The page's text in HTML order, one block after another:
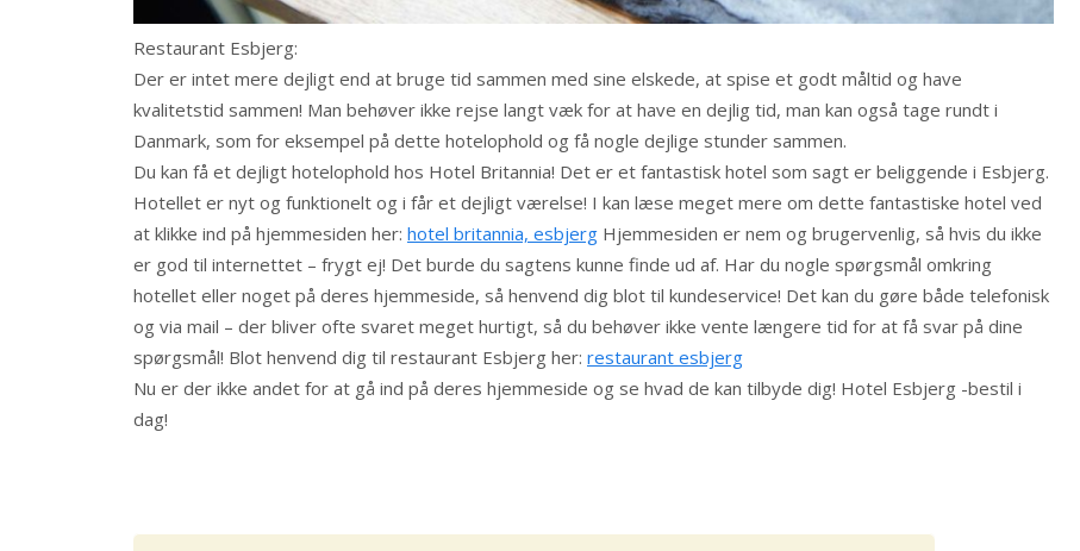
Restaurant Esbjerg:
Der er intet mere dejligt end at bruge tid sammen med sine elskede, at spise et godt måltid og have
kvalitetstid sammen! Man behøver ikke rejse langt væk for at have en dejlig tid, man kan også tage rundt i
Danmark, som for eksempel på dette hotelophold og få nogle dejlige stunder sammen.
Du kan få et dejligt hotelophold hos Hotel Britannia! Det er et fantastisk hotel som sagt er beliggende i Esbjerg.
Hotellet er nyt og funktionelt og i får et dejligt værelse! I kan læse meget mere om dette fantastiske hotel ved
at klikke ind på hjemmesiden her: hotel britannia, esbjerg Hjemmesiden er nem og brugervenlig, så hvis du ikke
er god til internettet – frygt ej! Det burde du sagtens kunne finde ud af. Har du nogle spørgsmål omkring
hotellet eller noget på deres hjemmeside, så henvend dig blot til kundeservice! Det kan du gøre både telefonisk
og via mail – der bliver ofte svaret meget hurtigt, så du behøver ikke vente længere tid for at få svar på dine
spørgsmål! Blot henvend dig til restaurant Esbjerg her: restaurant esbjerg
Nu er der ikke andet for at gå ind på deres hjemmeside og se hvad de kan tilbyde dig! Hotel Esbjerg -bestil i
dag!